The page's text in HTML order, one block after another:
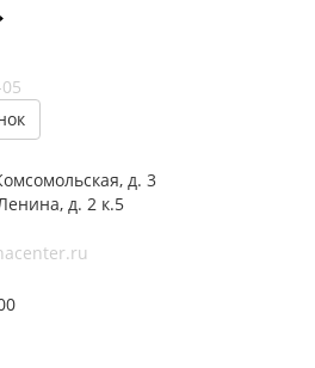
д. 3
д. 2 к.5